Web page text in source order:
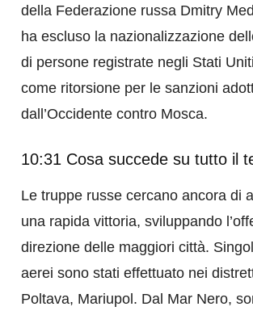
della Federazione russa Dmitry
ha escluso la nazionalizzazione
di persone registrate negli Stati
come ritorsione per le sanzioni
dall’Occidente contro Mosca.
10:31 Cosa succede su tutto il
Le truppe russe cercano ancora di
una rapida vittoria, sviluppando
direzione delle maggiori città.
aerei sono stati effettuato nei
Poltava, Mariupol. Dal Mar Nero,